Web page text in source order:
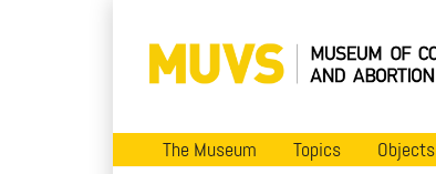
The Museum Topics Objects